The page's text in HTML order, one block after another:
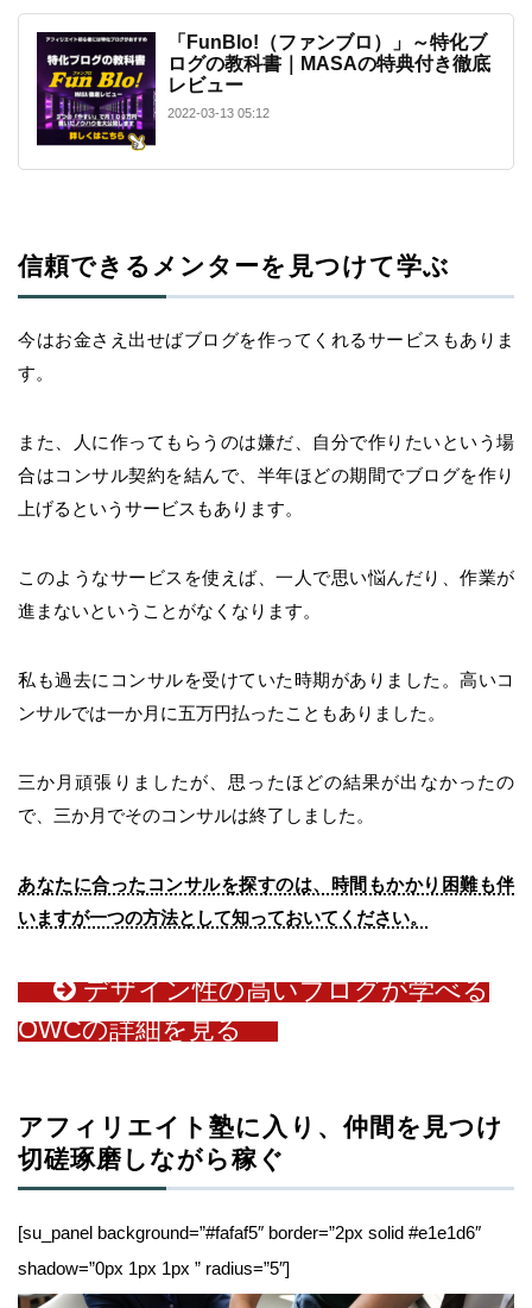
「FunBlo!（ファンブロ）」～特化ブ
ログの教科書｜MASAの特典付き徹底
レビュー
2022-03-13 05:12
信頼できるメンターを見つけて学ぶ
今はお金さえ出せばブログを作ってくれるサービスもありま
す。
また、人に作ってもらうのは嫌だ、自分で作りたいという場
合はコンサル契約を結んで、半年ほどの期間でブログを作り
上げるというサービスもあります。
このようなサービスを使えば、一人で思い悩んだり、作業が
進まないということがなくなります。
私も過去にコンサルを受けていた時期がありました。高いコ
ンサルでは一か月に五万円払ったこともありました。
三か月頑張りましたが、思ったほどの結果が出なかったの
で、三か月でそのコンサルは終了しました。
あなたに合ったコンサルを探すのは、時間もかかり困難も伴
いますが一つの方法として知っておいてください。
デザイン性の高いブログが学べる
OWCの詳細を見る
アフィリエイト塾に入り、仲間を見つけ
切磋琢磨しながら稼ぐ
[su_panel background=”#fafaf5″ border=”2px solid #e1e1d6″
shadow=”0px 1px 1px ” radius=”5″]